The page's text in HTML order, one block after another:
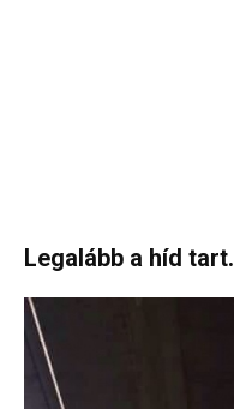
Legalább a híd tart.